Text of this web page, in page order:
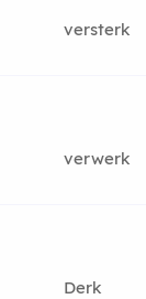
versterk
verwerk
Derk